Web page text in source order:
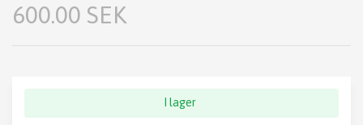
600.00 SEK
I lager